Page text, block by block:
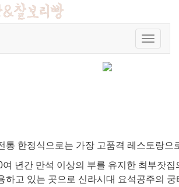
주문조회
Toggle
통 한정식으로는 가장 고품격 레스토랑으
여 년간 만석 이상의 부를 유지한 최부잣
하고 있는 곳으로 신라시대 요석공주의